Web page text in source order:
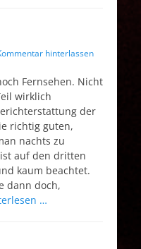
hinterlassen
Fernsehen. Nicht
wirklich
der
richtig guten,
nachts zu
auf den dritten
kaum beachtet.
dann doch,
…